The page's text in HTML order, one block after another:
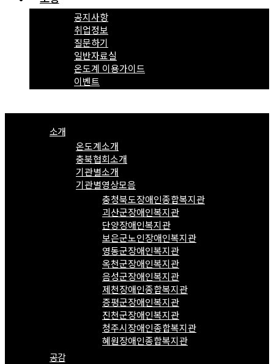
공지사항
취업정보
질문하기
일반자료실
온도계 이용가이드
이벤트
소개
온도계소개
충북협회소개
기관별소개
기관별영상모음
충청북도장애인종합복지관
괴산군장애인복지관
단양장애인복지관
보은군노인장애인복지관
영동군장애인복지관
옥천군장애인복지관
음성군장애인복지관
제천장애인종합복지관
증평군장애인복지관
진천군장애인복지관
청주시장애인종합복지관
혜원장애인종합복지관
공감